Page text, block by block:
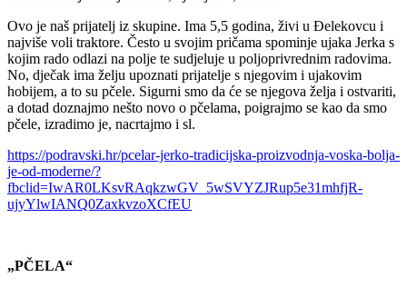
Ovo je naš prijatelj iz skupine. Ima 5,5 godina, živi u Đelekovcu i
najviše voli traktore. Često u svojim pričama spominje ujaka Jerka s
kojim rado odlazi na polje te sudjeluje u poljoprivrednim radovima.
No, dječak ima želju upoznati prijatelje s njegovim i ujakovim
hobijem, a to su pčele. Sigurni smo da će se njegova želja i ostvariti,
a dotad doznajmo nešto novo o pčelama, poigrajmo se kao da smo
pčele, izradimo je, nacrtajmo i sl.
https://podravski.hr/pcelar-jerko-tradicijska-proizvodnja-voska-bolja-
je-od-moderne/?
fbclid=IwAR0LKsvRAqkzwGV_5wSVYZJRup5e31mhfjR-
ujyYlwIANQ0ZaxkvzoXCfEU
„PČELA“